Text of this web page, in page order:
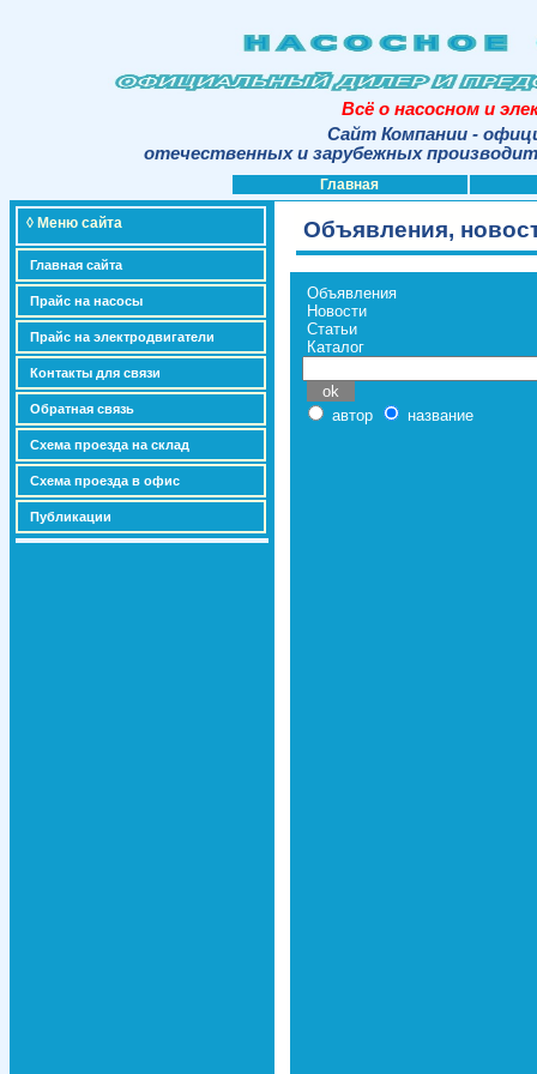
Всё о насосном и
Сайт Компании -
отечественных и зарубежных
Главная
◊ Меню сайта
Главная сайта
Прайс на насосы
Прайс на электродвигатели
Контакты для связи
Обратная связь
Схема проезда на склад
Схема проезда в офис
Публикации
Объявления,
Объявления
Новости
Статьи
Каталог
автор название